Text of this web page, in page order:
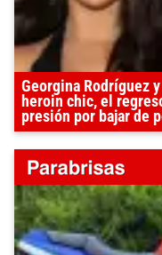
Georgina Rodríguez
heroin chic, el
presión por bajar de